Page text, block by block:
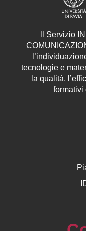
Servizio
tecnologie e
la qualità,
formativi